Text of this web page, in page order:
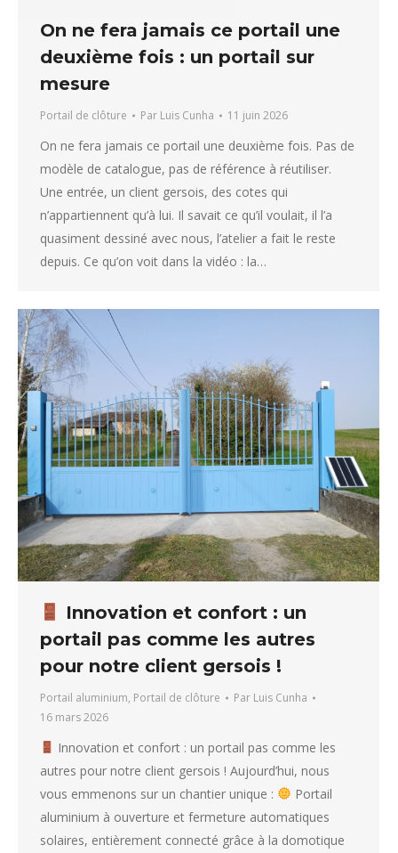
On ne fera jamais ce portail une
deuxième fois : un portail sur
mesure
Portail de clôture Par Luis Cunha 11 juin 2026
On ne fera jamais ce portail une deuxième fois. Pas de
modèle de catalogue, pas de référence à réutiliser.
Une entrée, un client gersois, des cotes qui
n’appartiennent qu’à lui. Il savait ce qu’il voulait, il l’a
quasiment dessiné avec nous, l’atelier a fait le reste
depuis. Ce qu’on voit dans la vidéo : la…
Innovation et confort : un
portail pas comme les autres
pour notre client gersois !
Portail aluminium, Portail de clôture Par Luis Cunha
16 mars 2026
Innovation et confort : un portail pas comme les
autres pour notre client gersois ! Aujourd’hui, nous
vous emmenons sur un chantier unique :
Portail
aluminium à ouverture et fermeture automatiques
solaires, entièrement connecté grâce à la domotique